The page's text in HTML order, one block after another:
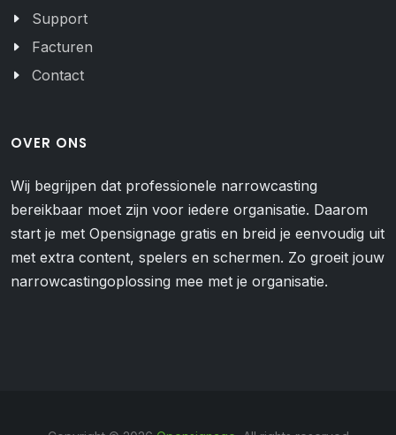
Support
Facturen
Contact
OVER ONS
Wij begrijpen dat professionele narrowcasting
bereikbaar moet zijn voor iedere organisatie. Daarom
start je met Opensignage gratis en breid je eenvoudig uit
met extra content, spelers en schermen. Zo groeit jouw
narrowcastingoplossing mee met je organisatie.